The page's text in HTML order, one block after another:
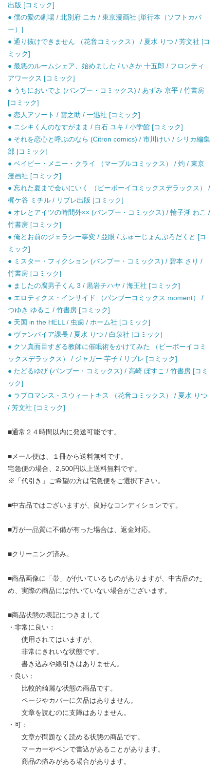
出版 [コミック]
● 僕の愛の劇場 / 北別府 ニカ / 東京漫画社 [単行本（ソフトカバ
ー）]
● 通り抜けできません （花音コミックス） / 夏水 りつ / 芳文社 [コ
ミック]
● 最悪のルームシェア、始めました / いさか 十五郎 / フロンティ
アワークス [コミック]
● うちにおいでよ (バンブー・コミックス) / あずみ 京平 / 竹書房
[コミック]
● 恋人アソート / 雲之助 / 一迅社 [コミック]
● ニシキくんのなすがまま / 白石 ユキ / 小学館 [コミック]
● それを恋心と呼ぶのなら (Citron comics) / 市川けい / シリカ編集
部 [コミック]
● ベイビー・メニー・クライ （マーブルコミックス） / 灼 / 東京
漫画社 [コミック]
● 忘れた夏まで会いにいく （ビーボーイコミックスデラックス） /
梶ケ谷 ミチル / リブレ出版 [コミック]
● オレとアイツの時間外×× (バンブー・コミックス) / 輪子湖 わこ /
竹書房 [コミック]
● 俺とお前のジェラシー事変 / 亞眼 / ふゅーじょんぷろだくと [コ
ミック]
● ミスター・フィクション (バンブー・コミックス) / 碧本 さり /
竹書房 [コミック]
● ましたの腐男子くん 3 / 黒岩チハヤ / 海王社 [コミック]
● エロティクス・インサイド （バンブーコミックス moment） /
つゆき ゆるこ / 竹書房 [コミック]
● 天国 in the HELL / 虫歯 / ホーム社 [コミック]
● ヴァンパイア課長 / 夏水 りつ / 白泉社 [コミック]
● クソ真面目すぎる教師に催眠術をかけてみた （ビーボーイコミ
ックスデラックス） / ジャガー 芋子 / リブレ [コミック]
● たどるゆび (バンブー・コミックス) / 高崎 ぼすこ / 竹書房 [コミ
ック]
● ラブロマンス・スウィートキス （花音コミックス） / 夏水 りつ
/ 芳文社 [コミック]
■通常２４時間以内に発送可能です。
■メール便は、１冊から送料無料です。
宅急便の場合、2,500円以上送料無料です。
※「代引き」ご希望の方は宅急便をご選択下さい。
■中古品ではございますが、良好なコンディションです。
■万が一品質に不備が有った場合は、返金対応。
■クリーニング済み。
■商品画像に「帯」が付いているものがありますが、中古品のた
め、実際の商品には付いていない場合がございます。
■商品状態の表記につきまして
・非常に良い：
使用されてはいますが、
非常にきれいな状態です。
書き込みや線引きはありません。
・良い：
比較的綺麗な状態の商品です。
ページやカバーに欠品はありません。
文章を読むのに支障はありません。
・可：
文章が問題なく読める状態の商品です。
マーカーやペンで書込があることがあります。
商品の痛みがある場合があります。